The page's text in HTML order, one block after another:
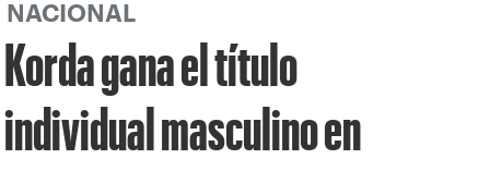
NACIONAL
Korda gana el título
individual masculino en